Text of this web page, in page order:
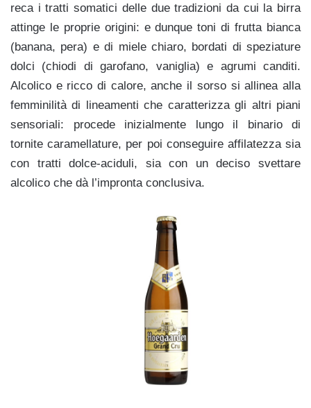
reca i tratti somatici delle due tradizioni da cui la birra
attinge le proprie origini: e dunque toni di frutta bianca
(banana, pera) e di miele chiaro, bordati di speziature
dolci (chiodi di garofano, vaniglia) e agrumi canditi.
Alcolico e ricco di calore, anche il sorso si allinea alla
femminilità di lineamenti che caratterizza gli altri piani
sensoriali: procede inizialmente lungo il binario di
tornite caramellature, per poi conseguire affilatezza sia
con tratti dolce-aciduli, sia con un deciso svettare
alcolico che dà l’impronta conclusiva.